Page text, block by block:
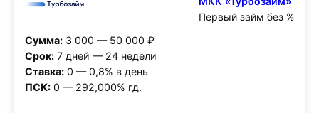
Первый займ без %
Сумма:3 000 — 50 000 ₽
Срок:7 дней — 24 недели
Ставка:0 — 0,8% в день
ПСК:0 — 292,000% гд.